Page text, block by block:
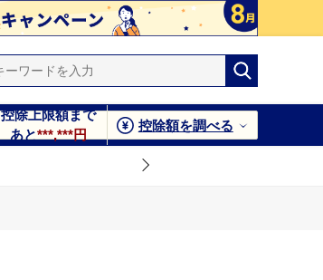
控除上限額まで
あと***,***円
控除額を調べる